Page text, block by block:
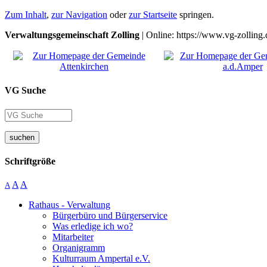
Zum Inhalt, zur Navigation oderzur Startseite springen.
Verwaltungsgemeinschaft Zolling | Online: https://www.vg-
VG Suche
suchen
Schriftgröße
A A A
Rathaus - Verwaltung
Bürgerbüro und Bürgerservice
Was erledige ich wo?
Mitarbeiter
Organigramm
Kulturraum Ampertal e.V.